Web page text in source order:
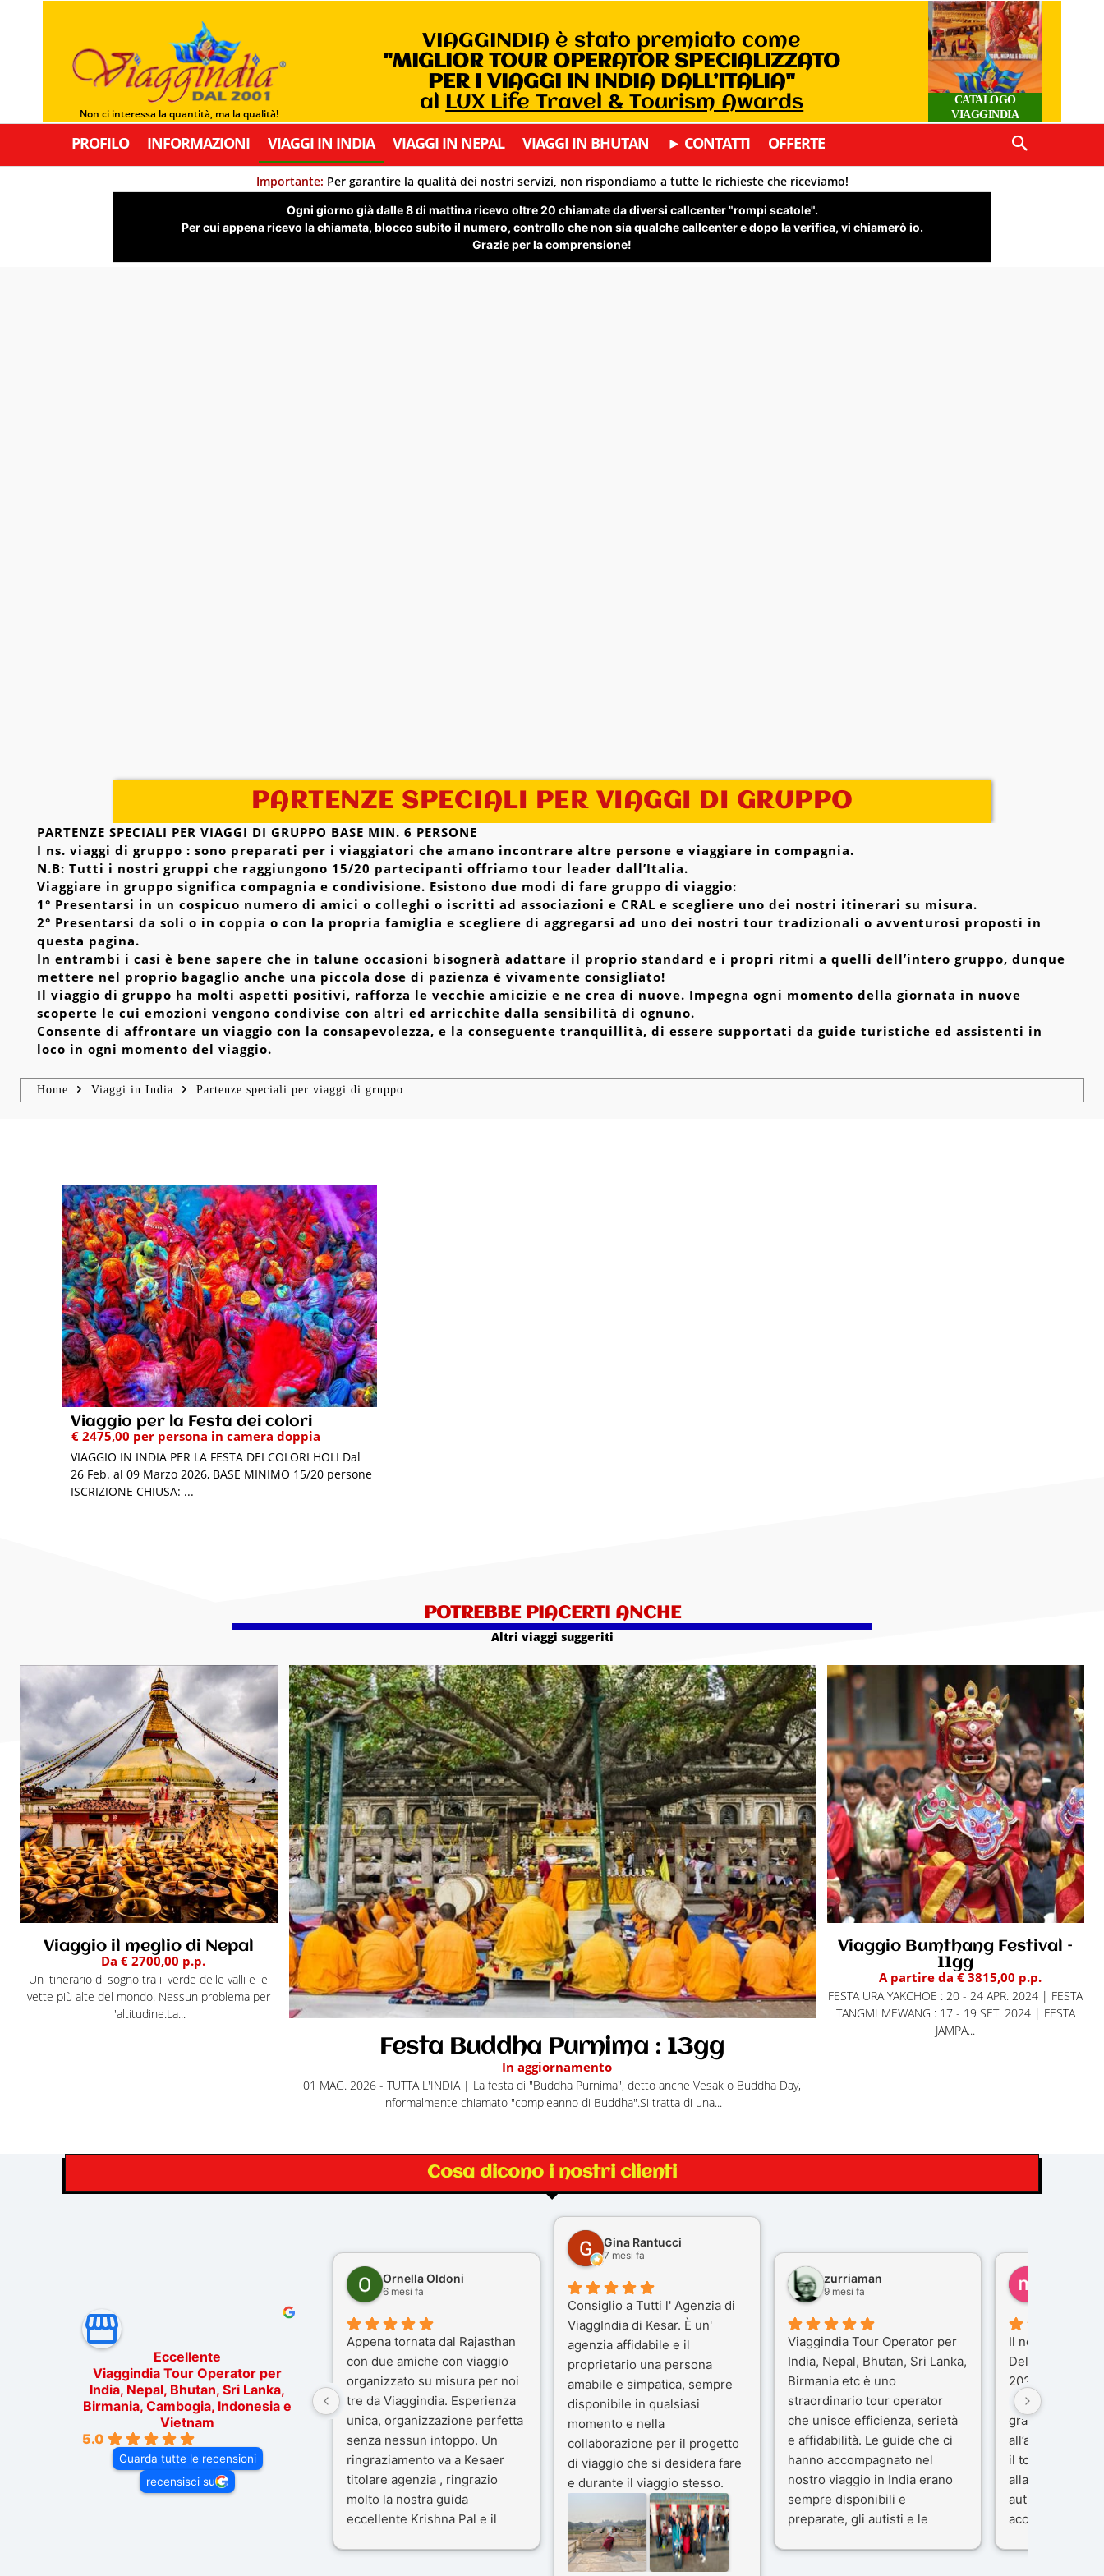
Non ci interessa la quantità, ma la qualità!
VIAGGINDIA è stato premiato come
"MIGLIOR TOUR OPERATOR SPECIALIZZATO
PER I VIAGGI IN INDIA DALL’ITALIA"
al LUX Life Travel & Tourism Awards
CATALOGO
VIAGGINDIA
PROFILO INFORMAZIONI VIAGGI IN INDIA VIAGGI IN NEPAL VIAGGI IN BHUTAN ► CONTATTI OFFERTE
Importante: Per garantire la qualità dei nostri servizi, non rispondiamo a tutte le richieste che riceviamo!
Ogni giorno già dalle 8 di mattina ricevo oltre 20 chiamate da diversi callcenter "rompi scatole".
Per cui appena ricevo la chiamata, blocco subito il numero, controllo che non sia qualche callcenter e dopo la verifica, vi chiamerò io.
Grazie per la comprensione!
PARTENZE SPECIALI PER VIAGGI DI GRUPPO
PARTENZE SPECIALI PER VIAGGI DI GRUPPO BASE MIN. 6 PERSONE
I ns. viaggi di gruppo : sono preparati per i viaggiatori che amano incontrare altre persone e viaggiare in compagnia.
N.B: Tutti i nostri gruppi che raggiungono 15/20 partecipanti offriamo tour leader dall’Italia.
Viaggiare in gruppo significa compagnia e condivisione. Esistono due modi di fare gruppo di viaggio:
1° Presentarsi in un cospicuo numero di amici o colleghi o iscritti ad associazioni e CRAL e scegliere uno dei nostri itinerari su misura.
2° Presentarsi da soli o in coppia o con la propria famiglia e scegliere di aggregarsi ad uno dei nostri tour tradizionali o avventurosi proposti in
questa pagina.
In entrambi i casi è bene sapere che in talune occasioni bisognerà adattare il proprio standard e i propri ritmi a quelli dell’intero gruppo, dunque
mettere nel proprio bagaglio anche una piccola dose di pazienza è vivamente consigliato!
Il viaggio di gruppo ha molti aspetti positivi, rafforza le vecchie amicizie e ne crea di nuove. Impegna ogni momento della giornata in nuove
scoperte le cui emozioni vengono condivise con altri ed arricchite dalla sensibilità di ognuno.
Consente di affrontare un viaggio con la consapevolezza, e la conseguente tranquillità, di essere supportati da guide turistiche ed assistenti in
loco in ogni momento del viaggio.
Home Viaggi in India Partenze speciali per viaggi di gruppo
Viaggio per la Festa dei colori
€ 2475,00 per persona in camera doppia
VIAGGIO IN INDIA PER LA FESTA DEI COLORI HOLI Dal
26 Feb. al 09 Marzo 2026, BASE MINIMO 15/20 persone
ISCRIZIONE CHIUSA: ...
POTREBBE PIACERTI ANCHE
Altri viaggi suggeriti
Viaggio il meglio di Nepal
Da € 2700,00 p.p.
Un itinerario di sogno tra il verde delle valli e le
vette più alte del mondo. Nessun problema per
l'altitudine.La...
Festa Buddha Purnima : 13gg
In aggiornamento
01 MAG. 2026 - TUTTA L'INDIA | La festa di "Buddha Purnima", detto anche Vesak o Buddha Day,
informalmente chiamato "compleanno di Buddha".Si tratta di una...
Viaggio Bumthang Festival –
11gg
A partire da € 3815,00 p.p.
FESTA URA YAKCHOE : 20 - 24 APR. 2024 | FESTA
TANGMI MEWANG : 17 - 19 SET. 2024 | FESTA
JAMPA...
Cosa dicono i nostri clienti
Eccellente
Viaggindia Tour Operator per
India, Nepal, Bhutan, Sri Lanka,
Birmania, Cambogia, Indonesia e
Vietnam
5.0
Guarda tutte le recensioni
recensisci su
Ornella Oldoni
6 mesi fa
Appena tornata dal Rajasthan
con due amiche con viaggio
organizzato su misura per noi
tre da Viaggindia. Esperienza
unica, organizzazione perfetta
senza nessun intoppo. Un
ringraziamento va a Kesaer
titolare agenzia , ringrazio
molto la nostra guida
eccellente Krishna Pal e il
Gina Rantucci
7 mesi fa
Consiglio a Tutti l' Agenzia di
ViaggIndia di Kesar. È un'
agenzia affidabile e il
proprietario una persona
amabile e simpatica, sempre
disponibile in qualsiasi
momento e nella
collaborazione per il progetto
di viaggio che si desidera fare
e durante il viaggio stesso.
Siamo stati 3 settimane in
India a novembre 2025, 5
amici e il viaggio alla scoperta
del Rajasthan e Varanasi è
zurriaman
9 mesi fa
Viaggindia Tour Operator per
India, Nepal, Bhutan, Sri Lanka,
Birmania etc è uno
straordinario tour operator
che unisce efficienza, serietà
e affidabilità. Le guide che ci
hanno accompagnato nel
nostro viaggio in India erano
sempre disponibili e
preparate, gli autisti e le
Il nostro
Delhi e
2025), è stata
che porteremo
gran parte del
all’agenzia che
il tour con cura
alla nostra
autista che ci
accompagnati